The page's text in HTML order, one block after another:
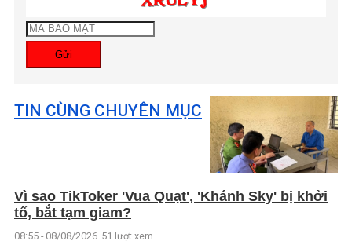
Gửi
TIN CÙNG CHUYÊN MỤC
Vì sao TikToker 'Vua Quạt', 'Khánh Sky' bị khởi
tố, bắt tạm giam?
08:55 - 08/08/2026 51 lượt xem